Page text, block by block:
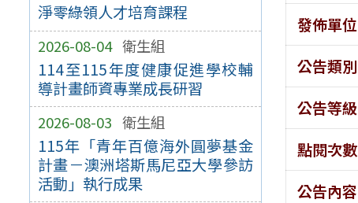
淨零綠領人才培育課程
2026-08-04 衛生組
114至115年度健康促進學校輔
導計畫師資專業成長研習
2026-08-03 衛生組
115年「青年百億海外圓夢基金
計畫－澳洲塔斯馬尼亞大學參訪
活動」執行成果
發佈單位
公告類別
公告等級
點閱次數
公告內容